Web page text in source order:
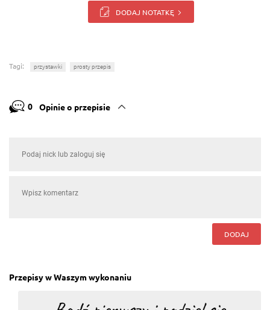
DODAJ NOTATKĘ
Tagi: przystawki prosty przepis
0 Opinie o przepisie
DODAJ
Przepisy w Waszym wykonaniu